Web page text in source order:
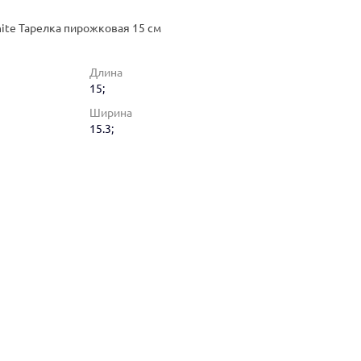
Тарелка пирожковая 15 см
Длина
15;
Ширина
15.3;
White Тарелка пирожковая 15 см